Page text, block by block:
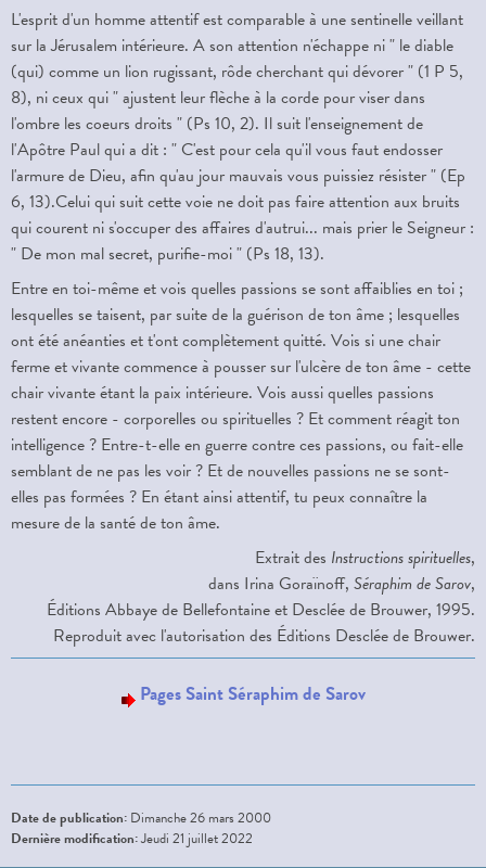
L'esprit d'un homme attentif est comparable à une sentinelle veillant
sur la Jérusalem intérieure. A son attention n'échappe ni " le diable
(qui) comme un lion rugissant, rôde cherchant qui dévorer " (1 P 5,
8), ni ceux qui " ajustent leur flèche à la corde pour viser dans
l'ombre les coeurs droits " (Ps 10, 2). Il suit l'enseignement de
l'Apôtre Paul qui a dit : " C'est pour cela qu'il vous faut endosser
l'armure de Dieu, afin qu'au jour mauvais vous puissiez résister " (Ep
6, 13).Celui qui suit cette voie ne doit pas faire attention aux bruits
qui courent ni s'occuper des affaires d'autrui... mais prier le Seigneur :
" De mon mal secret, purifie-moi " (Ps 18, 13).
Entre en toi-même et vois quelles passions se sont affaiblies en toi ;
lesquelles se taisent, par suite de la guérison de ton âme ; lesquelles
ont été anéanties et t'ont complètement quitté. Vois si une chair
ferme et vivante commence à pousser sur l'ulcère de ton âme - cette
chair vivante étant la paix intérieure. Vois aussi quelles passions
restent encore - corporelles ou spirituelles ? Et comment réagit ton
intelligence ? Entre-t-elle en guerre contre ces passions, ou fait-elle
semblant de ne pas les voir ? Et de nouvelles passions ne se sont-
elles pas formées ? En étant ainsi attentif, tu peux connaître la
mesure de la santé de ton âme.
Extrait des Instructions spirituelles,
dans Irina Goraïnoff, Séraphim de Sarov,
Éditions Abbaye de Bellefontaine et Desclée de Brouwer, 1995.
Reproduit avec l'autorisation des Éditions Desclée de Brouwer.
Pages Saint Séraphim de Sarov
Date de publication: Dimanche 26 mars 2000
Dernière modification:Jeudi 21 juillet 2022